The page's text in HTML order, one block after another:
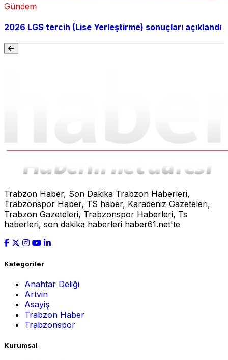
Gündem
2026 LGS tercih (Lise Yerleştirme) sonuçları açıklandı
Trabzon Haber, Son Dakika Trabzon Haberleri,
Trabzonspor Haber, TS haber, Karadeniz Gazeteleri,
Trabzon Gazeteleri, Trabzonspor Haberleri, Ts
haberleri, son dakika haberleri haber61.net'te
Kategoriler
Anahtar Deliği
Artvin
Asayiş
Trabzon Haber
Trabzonspor
Kurumsal